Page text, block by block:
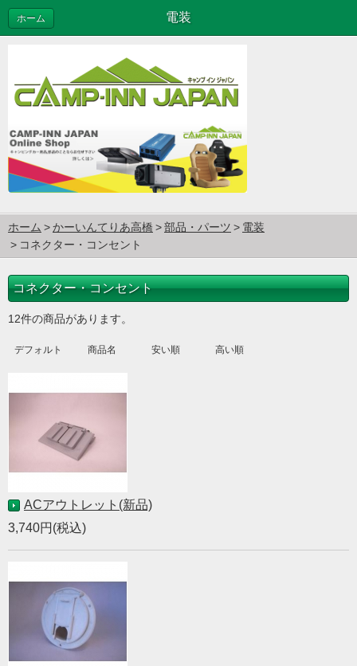
電装
ホーム
ホーム かーいんてりあ高橋 部品・パーツ
電装
コネクター・コンセント
コネクター・コンセント
12件の商品があります。
デフォルト 商品名 安い順 高い順
ACアウトレット(新品)
3,740円(税込)